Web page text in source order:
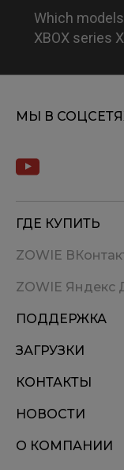
Which
XBOX series
МЫ В
ГДЕ КУПИТЬ
ZOWIE
ZOWIE Яндекс
ПОДДЕРЖКА
ЗАГРУЗКИ
КОНТАКТЫ
НОВОСТИ
О КОМПАНИИ